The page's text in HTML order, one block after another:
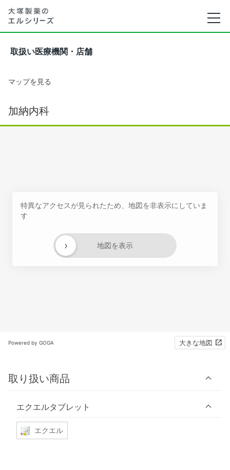
取扱い医療機関・店舗
マップを見る
加納内科
特異なアクセスが見られたため、地図を非表示にしていま
す
地図を表示
›
Powered by GOGA 大きな地図
取り扱い商品
エクエルタブレット
エクエル